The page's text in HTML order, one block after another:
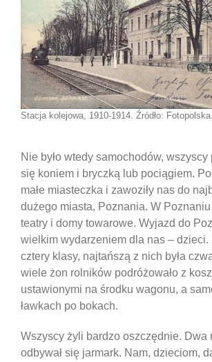
Stacja kolejowa, 1910-1914. Źródło:
Nie było wtedy samochodów,
się koniem i bryczką lub pociągiem.
małe miasteczka i zawoziły nas do
dużego miasta, Poznania. W Poznaniu
teatry i domy towarowe. Wyjazd do
wielkim wydarzeniem dla nas – dzieci.
cztery klasy, najtańszą z nich była
wiele żon rolników podróżowało z
ustawionymi na środku wagonu, a
ławkach po bokach.
Wszyscy żyli bardzo oszczędnie. Dwa
odbywał się jarmark. Nam, dzieciom,